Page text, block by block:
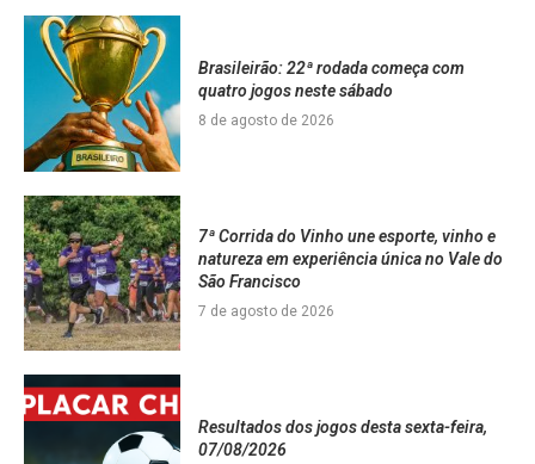
Brasileirão: 22ª rodada começa com
quatro jogos neste sábado
8 de agosto de 2026
7ª Corrida do Vinho une esporte, vinho e
natureza em experiência única no Vale do
São Francisco
7 de agosto de 2026
Resultados dos jogos desta sexta-feira,
07/08/2026